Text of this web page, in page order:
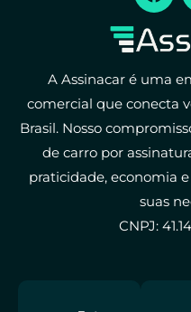
A Assinacar é uma
comercial que conecta
Brasil. Nosso
de carro por
praticidade, economia
suas
CNPJ: